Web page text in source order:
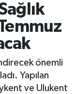
önemli
Yapılan
ve Ulukent